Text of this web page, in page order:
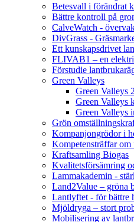
Betesvall i förändrat
Bättre kontroll på
CalveWatch -
DivGrass -
Ett kunskapsdrivet
FLIVAB1 – en
Förstudie
Green Valleys
Green Valleys
Green Valleys
Green Valleys
Grön
Kompanjongrödor i
Kompetensträffar
Kraftsamling Biogas
Kvalitetsförsämring
Lammakademin -
Land2Value – gröna
Lantlyftet - för bättre
Mjöldryga – stort
Mobilisering av